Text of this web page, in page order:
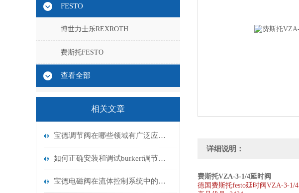
FESTO
博世力士乐REXROTH
费斯托FESTO
查看全部
相关文章
宝德调节阀在哪些领域有广泛应用？
如何正确安装和调试burkert调节阀？
宝德电磁阀在流体控制系统中的应用
详细说明：
费斯托VZA-3-1/4延时阀
德国费斯托festo延时阀VZA-3-1/4